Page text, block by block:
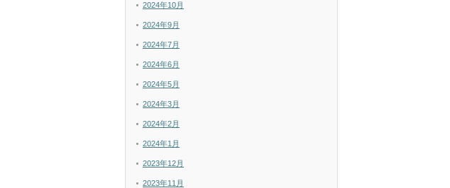
2024年10月
2024年9月
2024年7月
2024年6月
2024年5月
2024年3月
2024年2月
2024年1月
2023年12月
2023年11月